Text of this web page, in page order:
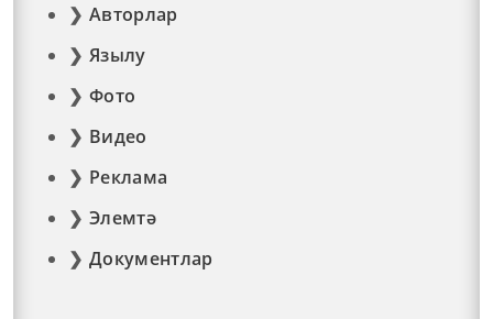
Авторлар
Язылу
Фото
Видео
Реклама
Элемтә
Документлар